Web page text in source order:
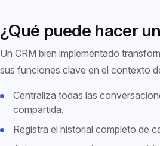
¿Qué puede hacer
Un CRM bien implementado
sus funciones clave en el contexto
Centraliza todas las
compartida.
Registra el historial completo de